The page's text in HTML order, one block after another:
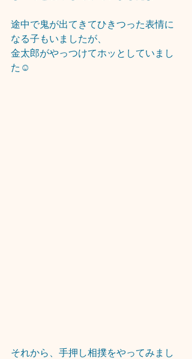
途中で鬼が出てきてひきつった表情に
なる子もいましたが、
金太郎がやっつけてホッとしていまし
た☺
それから、手押し相撲をやってみまし